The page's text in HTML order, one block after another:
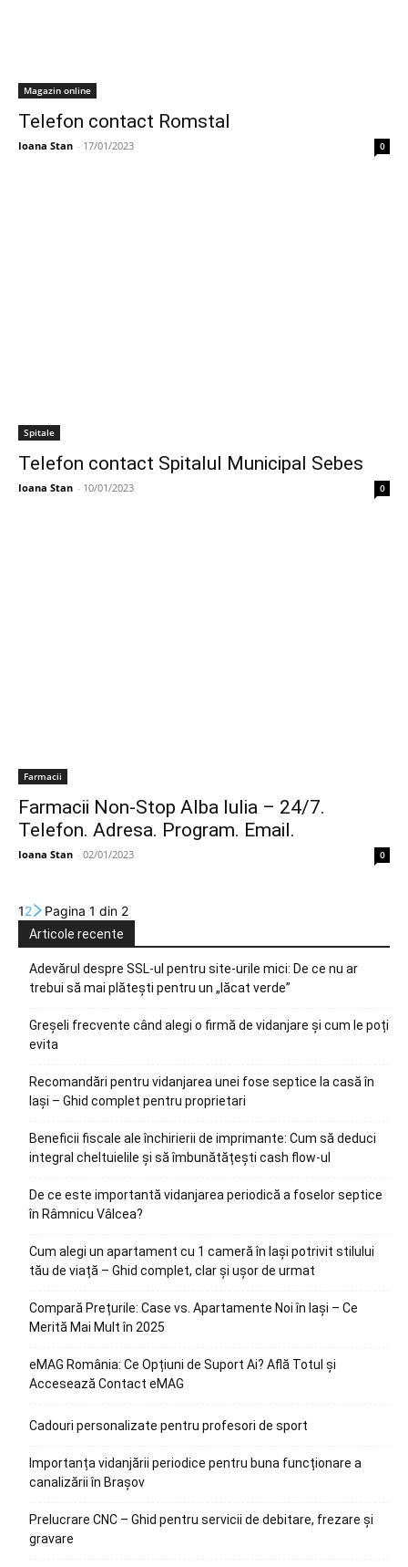
Magazin online
Telefon contact Romstal
Ioana Stan - 17/01/2023 0
Spitale
Telefon contact Spitalul Municipal Sebes
Ioana Stan - 10/01/2023 0
Farmacii
Farmacii Non-Stop Alba Iulia – 24/7.
Telefon. Adresa. Program. Email.
Ioana Stan - 02/01/2023 0
12 Pagina 1 din 2
Articole recente
Adevărul despre SSL-ul pentru site-urile mici: De ce nu ar
trebui să mai plătești pentru un „lăcat verde”
Greșeli frecvente când alegi o firmă de vidanjare și cum le poți
evita
Recomandări pentru vidanjarea unei fose septice la casă în
Iași – Ghid complet pentru proprietari
Beneficii fiscale ale închirierii de imprimante: Cum să deduci
integral cheltuielile și să îmbunătățești cash flow-ul
De ce este importantă vidanjarea periodică a foselor septice
în Râmnicu Vâlcea?
Cum alegi un apartament cu 1 cameră în Iași potrivit stilului
tău de viață – Ghid complet, clar și ușor de urmat
Compară Prețurile: Case vs. Apartamente Noi în Iași – Ce
Merită Mai Mult în 2025
eMAG România: Ce Opțiuni de Suport Ai? Află Totul și
Accesează Contact eMAG
Cadouri personalizate pentru profesori de sport
Importanța vidanjării periodice pentru buna funcționare a
canalizării în Brașov
Prelucrare CNC – Ghid pentru servicii de debitare, frezare și
gravare